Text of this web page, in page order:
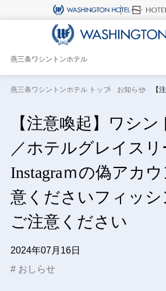
燕三条ワシントンホテル
燕三条ワシントンホテル トップ お知らせ 【
【注意喚起】ワシ
／ホテルグレイスリ
Instagraｍの偽アカ
意くださいフィッシ
ご注意ください
2024年07月16日
おしらせ